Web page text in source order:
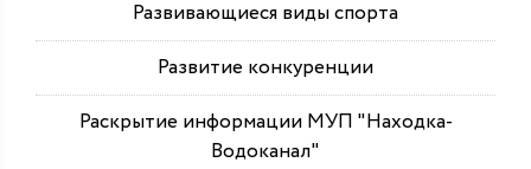
Развивающиеся виды спорта
Развитие конкуренции
Раскрытие информации МУП "Находка-
Водоканал"